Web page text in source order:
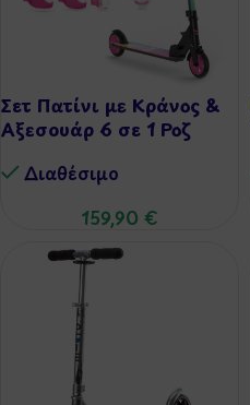
Σετ Πατίνι με Κράνος &
Αξεσουάρ 6 σε 1 Ροζ
Διαθέσιμo
159,90 €